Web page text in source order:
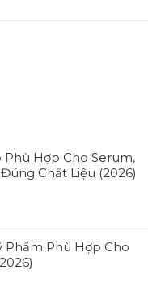
Phù Hợp Cho Serum,
Chất Liệu (2026)
Phẩm Phù Hợp Cho